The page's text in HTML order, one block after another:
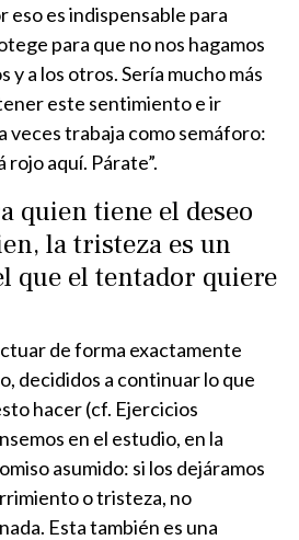
eso es indispensable para
para que no nos hagamos
y a los otros. Sería mucho más
este sentimiento e ir
veces trabaja como semáforo:
rojo aquí. Párate”.
quien tiene el deseo
la tristeza es un
que el tentador quiere
de forma exactamente
decididos a continuar lo que
hacer (cf. Ejercicios
en el estudio, en la
asumido: si los dejáramos
o tristeza, no
Esta también es una